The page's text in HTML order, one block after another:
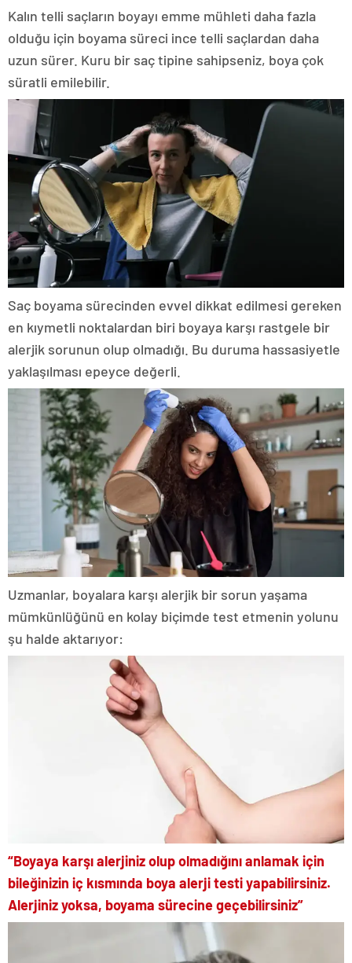
Kalın telli saçların boyayı emme mühleti daha fazla
olduğu için boyama süreci ince telli saçlardan daha
uzun sürer. Kuru bir saç tipine sahipseniz, boya çok
süratli emilebilir.
Saç boyama sürecinden evvel dikkat edilmesi gereken
en kıymetli noktalardan biri boyaya karşı rastgele bir
alerjik sorunun olup olmadığı. Bu duruma hassasiyetle
yaklaşılması epeyce değerli.
Uzmanlar, boyalara karşı alerjik bir sorun yaşama
mümkünlüğünü en kolay biçimde test etmenin yolunu
şu halde aktarıyor:
“Boyaya karşı alerjiniz olup olmadığını anlamak için
bileğinizin iç kısmında boya alerji testi yapabilirsiniz.
Alerjiniz yoksa, boyama sürecine geçebilirsiniz”